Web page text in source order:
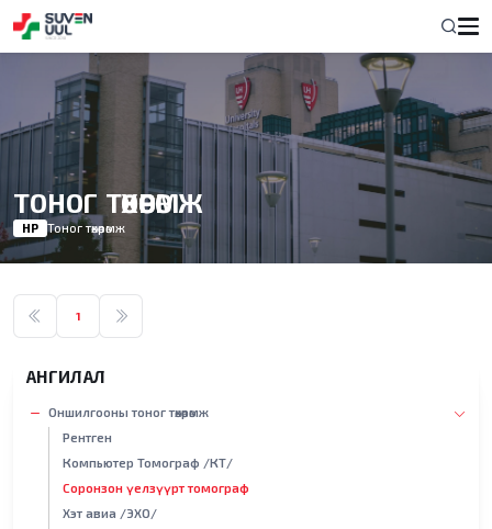
ТОНОГ ТӨХӨӨРӨМЖ
НҮҮР Тоног төхөөрөмж
1
АНГИЛАЛ
Оншилгооны тоног төхөөрөмж
Рентген
Компьютер Томограф /КТ/
Соронзон үелзүүрт томограф
Хэт авиа /ЭХО/